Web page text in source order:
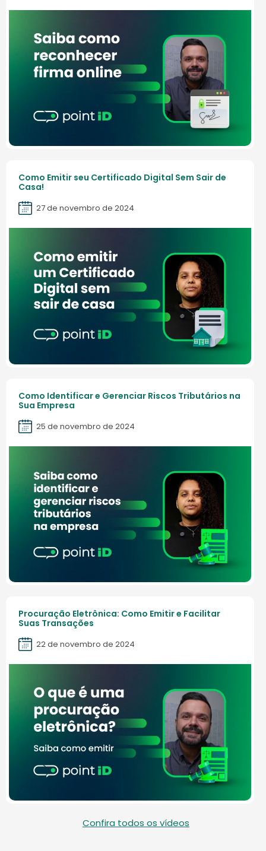
Como Emitir seu Certificado Digital Sem Sair de
Casa!
27 de novembro de 2024
Como Identificar e Gerenciar Riscos Tributários na
Sua Empresa
25 de novembro de 2024
Procuração Eletrônica: Como Emitir e Facilitar
Suas Transações
22 de novembro de 2024
Confira todos os vídeos